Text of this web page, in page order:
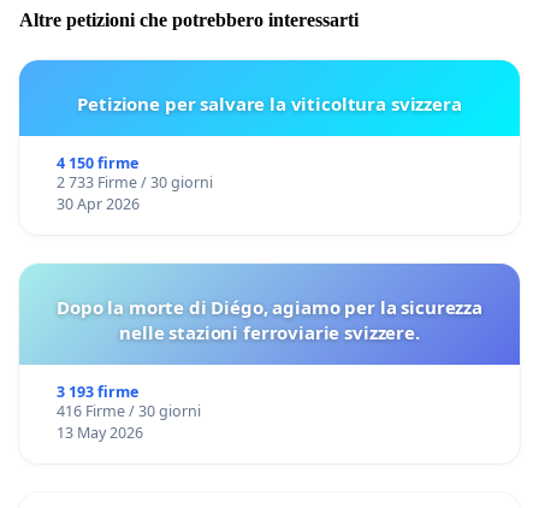
Altre petizioni che potrebbero interessarti
Petizione per salvare la viticoltura svizzera
4 150 firme
2 733 Firme / 30 giorni
30 Apr 2026
Dopo la morte di Diégo, agiamo per la sicurezza
nelle stazioni ferroviarie svizzere.
3 193 firme
416 Firme / 30 giorni
13 May 2026